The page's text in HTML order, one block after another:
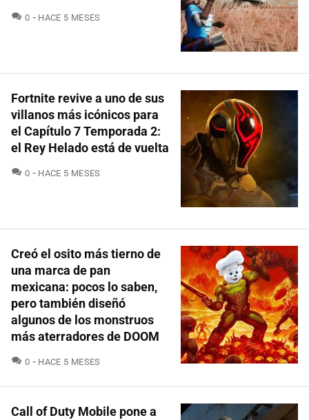
0 COMENTARIOS
HACE 5 MESES
Fortnite revive a uno de sus
villanos más icónicos para
el Capítulo 7 Temporada 2:
el Rey Helado está de vuelta
0 COMENTARIOS
HACE 5 MESES
Creó el osito más tierno de
una marca de pan
mexicana: pocos lo saben,
pero también diseñó
algunos de los monstruos
más aterradores de DOOM
0 COMENTARIOS
HACE 5 MESES
Call of Duty Mobile pone a